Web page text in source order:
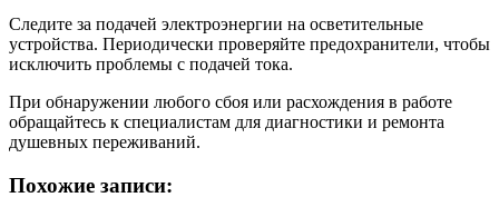
Следите за подачей электроэнергии на осветительные
устройства. Периодически проверяйте предохранители, чтобы
исключить проблемы с подачей тока.
При обнаружении любого сбоя или расхождения в работе
обращайтесь к специалистам для диагностики и ремонта
душевных переживаний.
Похожие записи: